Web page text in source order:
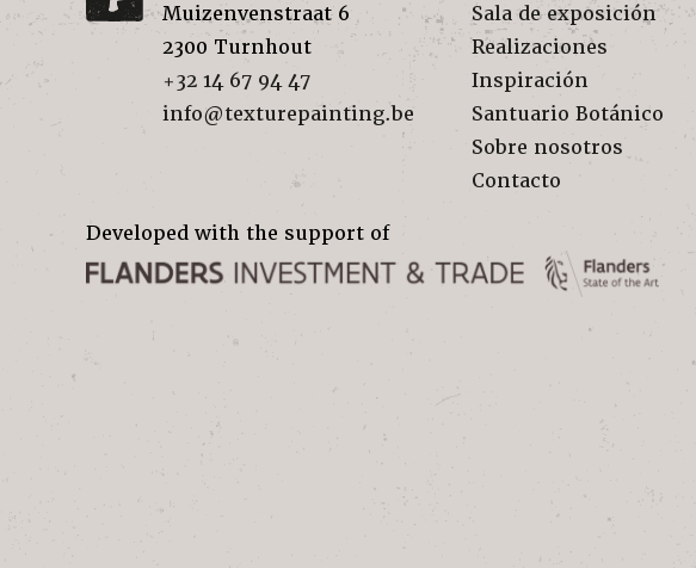
Muizenvenstraat 6
2300 Turnhout
+32 14 67 94 47
info@texturepainting.be
Sala de exposición
Realizaciones
Inspiración
Santuario Botánico
Sobre nosotros
Contacto
Developed with the support of